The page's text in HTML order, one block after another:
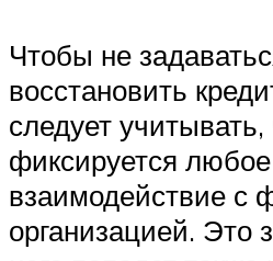
Чтобы не
восстановить
следует
фиксируется любое
взаимодействие с
организацией. Это